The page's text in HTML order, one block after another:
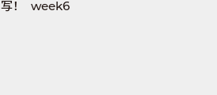
写！ week6